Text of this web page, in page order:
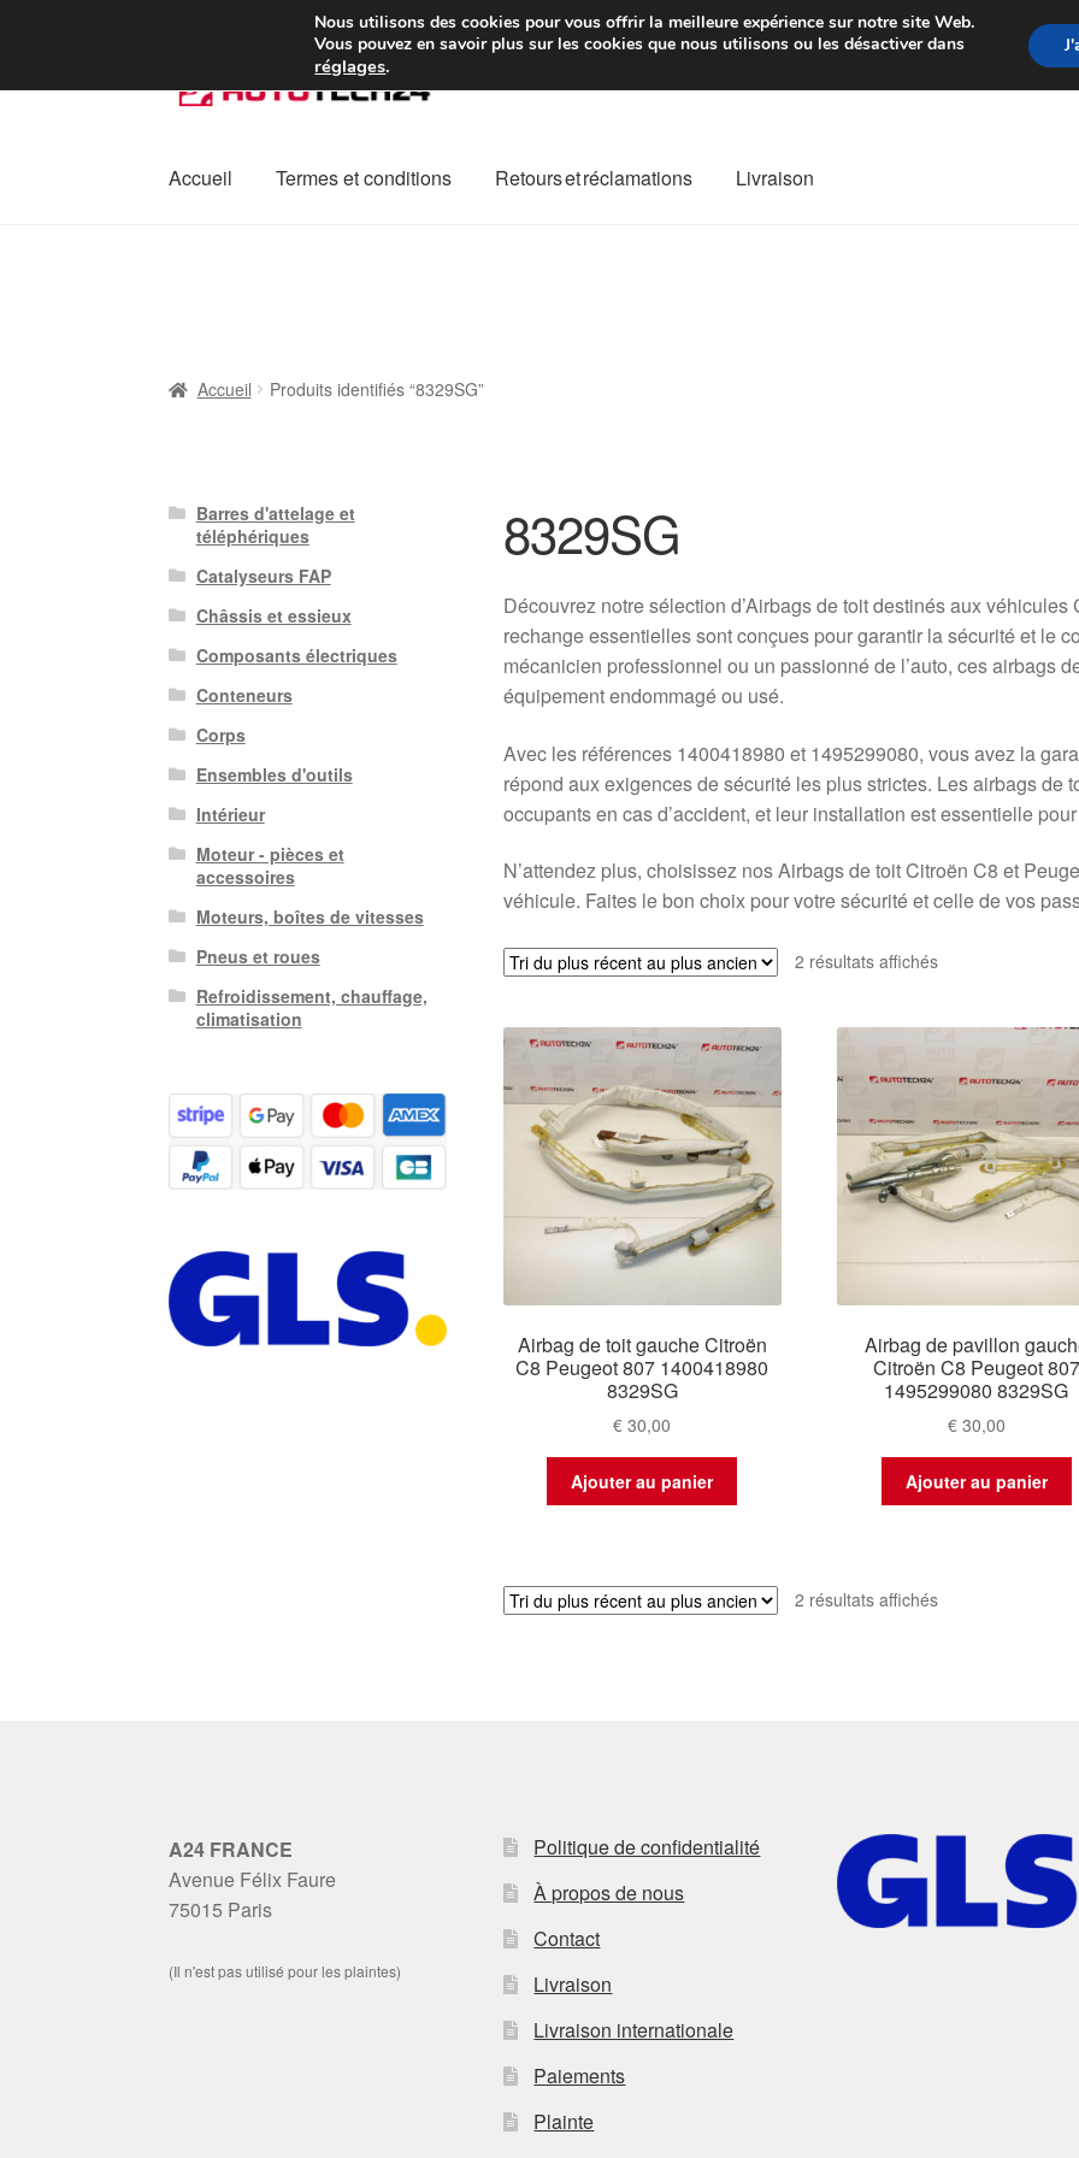
Colissimo livraison à partir de 7 EUR Du lundi au
à
navigation
au
Accueil
Termes et conditions Retours et réclamations Livraison
Accueil Produits identifiés “8329SG”
8329SG
Découvrez notre sélection d’Airbags de toit destinés aux
rechange essentielles sont conçues pour garantir la sécurité et le
mécanicien professionnel ou un passionné de l’auto, ces airbags
équipement endommagé ou usé.
Avec les références 1400418980 et 1495299080, vous avez la
répond aux exigences de sécurité les plus strictes. Les airbags de
occupants en cas d’accident, et leur installation est essentielle
N’attendez plus, choisissez nos Airbags de toit Citroën C8 et
véhicule. Faites le bon choix pour votre sécurité et celle de vos
2 résultats affichésTrié
plus
ancien
Airbag de toit gauche Citroën
C8 Peugeot 807 1400418980
8329SG
€ 30,00
Ajouter au panier
Airbag de pavillon
Citroën C8 Peugeot 807
1495299080 8329SG
€30,00
Ajouter au panier
2 résultats affichésTrié
Barres d'attelage et
téléphériques
Catalyseurs FAP
Châssis et essieux
Composants électriques
Conteneurs
Corps
Ensembles d'outils
Intérieur
Moteur - pièces et
accessoires
Moteurs, boîtes de vitesses
Pneus et roues
Refroidissement, chauffage,
climatisation
A24 FRANCE
Avenue Félix Faure
75015 Paris
(Il n'est pas utilisé pour les plaintes)
Politique de confidentialité
À propos de nous
Contact
Livraison
Livraison internationale
Paiements
Plainte
Nous utilisons des cookies pour vous offrir la meilleure expérience sur notre site Web.
Vous pouvez en savoir plus sur les cookies que nous utilisons ou les désactiver dans
réglages.